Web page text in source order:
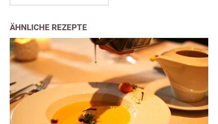
ÄHNLICHE REZEPTE